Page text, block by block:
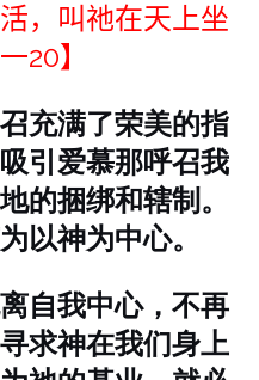
，叫祂在天上坐
20】
充满了荣美的指
引爱慕那呼召我
的捆绑和辖制。
以神为中心。
自我中心，不再
求神在我们身上